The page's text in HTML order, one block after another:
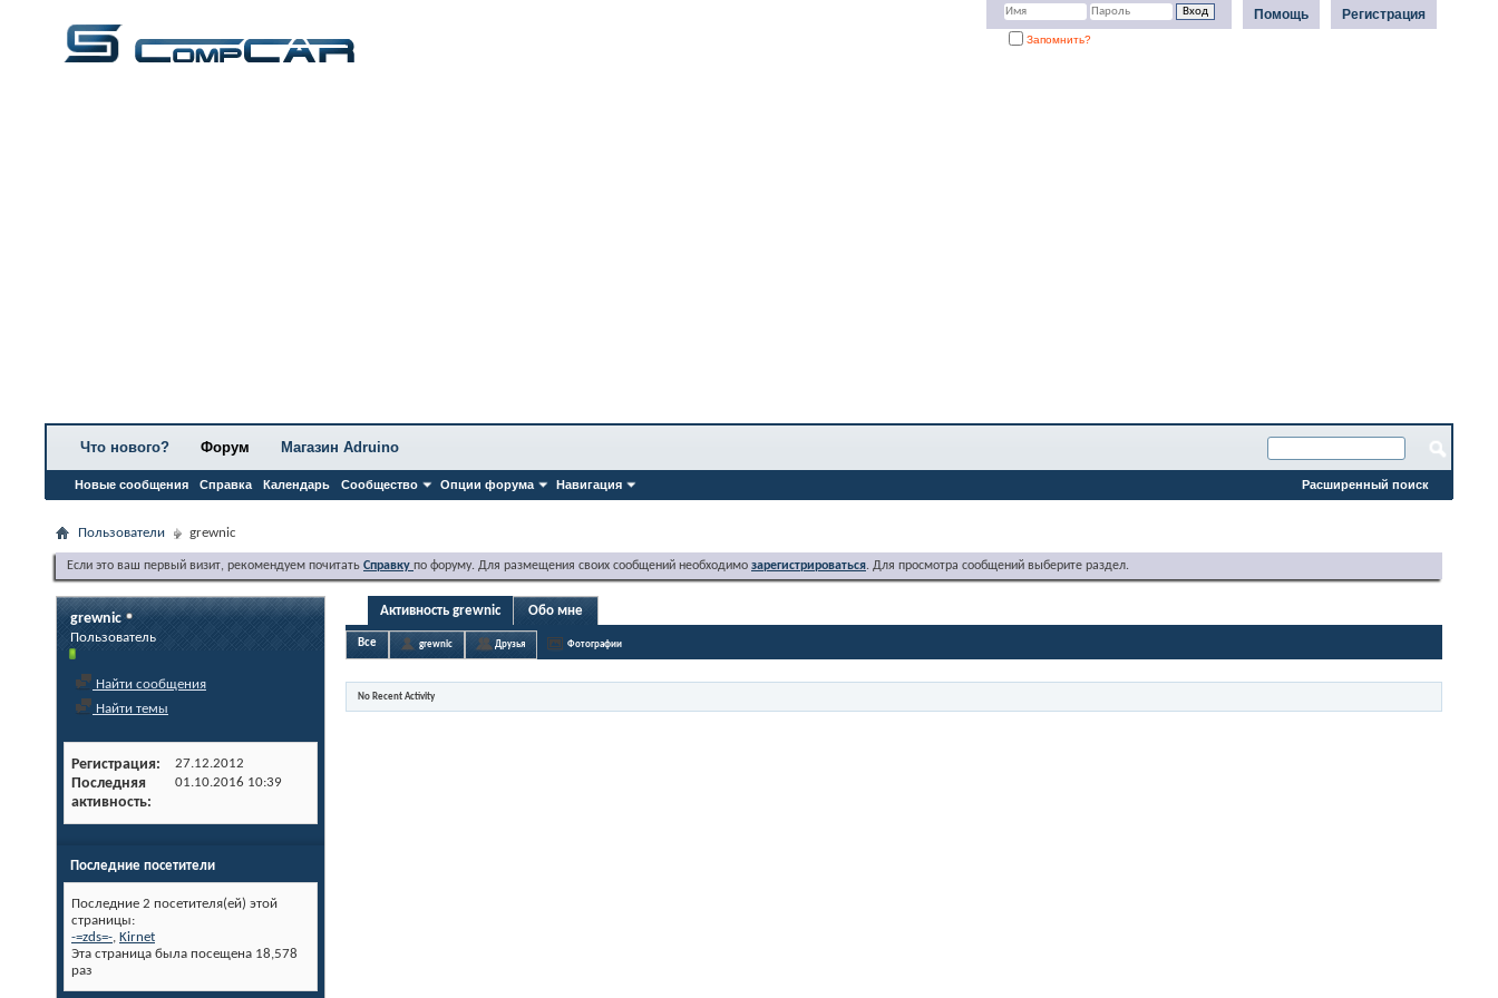
Регистрация
Помощь
Запомнить?
Что нового? Форум
Новые сообщения Справка Календарь Сообщество Опции форума Навигация
Магазин Adruino
Расширенный поиск
Пользователи grewnic
Если это ваш первый визит, рекомендуем почитать Справку по форуму. Для размещения своих сообщений необходимо зарегистрироваться. Для просмотра сообщений выберите раздел.
grewnic
Пользователь
Найти сообщения
Найти темы
Регистрация 27.12.2012
Последняя
активность
01.10.2016 10:39
Последние посетители
Последние 2 посетителя(ей) этой
страницы:
-=zds=-, Kirnet
Эта страница была посещена 18,578
раз
Активность grewnic Обо мне
Все grewnic Друзья Фотографии
No Recent Activity